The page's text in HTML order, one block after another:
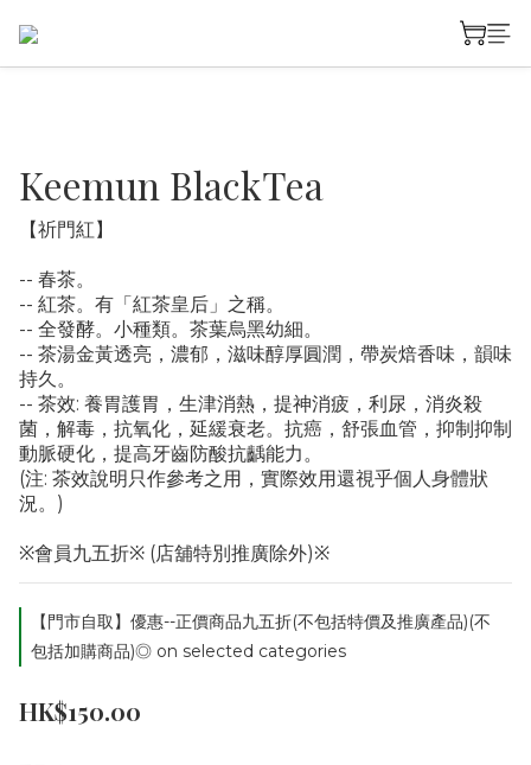
Keemun BlackTea
【祈門紅】
-- 春茶。
-- 紅茶。有「紅茶皇后」之稱。
-- 全發酵。小種類。茶葉烏黑幼細。
-- 茶湯金黃透亮，濃郁，滋味醇厚圓潤，帶炭焙香味，韻味
持久。
-- 茶效: 養胃護胃，生津消熱，提神消疲，利尿，消炎殺
菌，解毒，抗氧化，延緩衰老。抗癌，舒張血管，抑制抑制
動脈硬化，提高牙齒防酸抗齲能力。
(注: 茶效說明只作參考之用，實際效用還視乎個人身體狀
況。)
※會員九五折※ (店舖特別推廣除外)※
【門市自取】優惠--正價商品九五折(不包括特價及推廣產品)(不
包括加購商品)◎ on selected categories
HK$150.00